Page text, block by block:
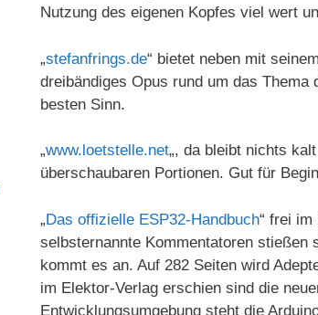
Nutzung des eigenen Kopfes viel wert
„stefanfrings.de“ bietet neben mit
dreibändiges Opus rund um das Thema
besten Sinn.
„www.loetstelle.net„, da bleibt nichts
überschaubaren Portionen. Gut für
„Das offizielle ESP32-Handbuch“ frei im
selbsternannte Kommentatoren stießen
kommt es an. Auf 282 Seiten wird
im Elektor-Verlag erschien sind die
Entwicklungsumgebung steht die